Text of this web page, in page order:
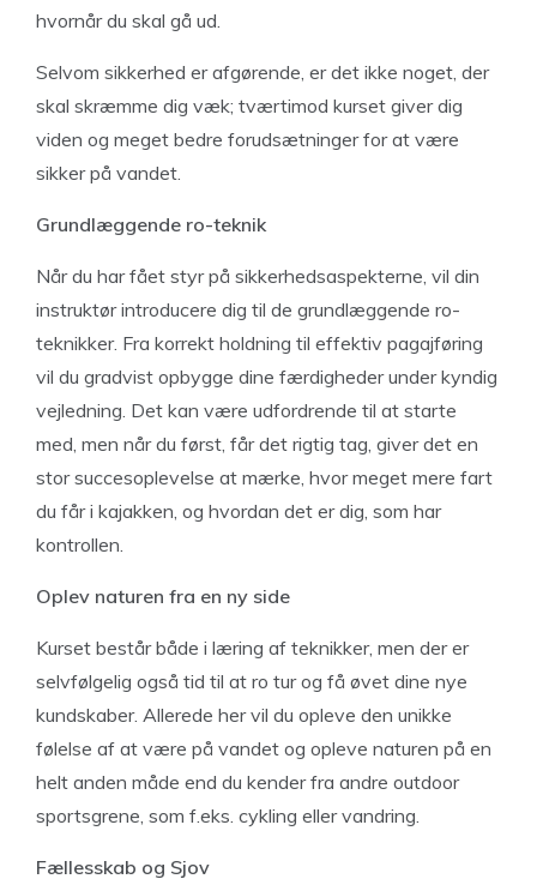
hvornår du skal gå ud.
Selvom sikkerhed er afgørende, er det ikke noget, der
skal skræmme dig væk; tværtimod kurset giver dig
viden og meget bedre forudsætninger for at være
sikker på vandet.
Grundlæggende ro-teknik
Når du har fået styr på sikkerhedsaspekterne, vil din
instruktør introducere dig til de grundlæggende ro-
teknikker. Fra korrekt holdning til effektiv pagajføring
vil du gradvist opbygge dine færdigheder under kyndig
vejledning. Det kan være udfordrende til at starte
med, men når du først, får det rigtig tag, giver det en
stor succesoplevelse at mærke, hvor meget mere fart
du får i kajakken, og hvordan det er dig, som har
kontrollen.
Oplev naturen fra en ny side
Kurset består både i læring af teknikker, men der er
selvfølgelig også tid til at ro tur og få øvet dine nye
kundskaber. Allerede her vil du opleve den unikke
følelse af at være på vandet og opleve naturen på en
helt anden måde end du kender fra andre outdoor
sportsgrene, som f.eks. cykling eller vandring.
Fællesskab og Sjov